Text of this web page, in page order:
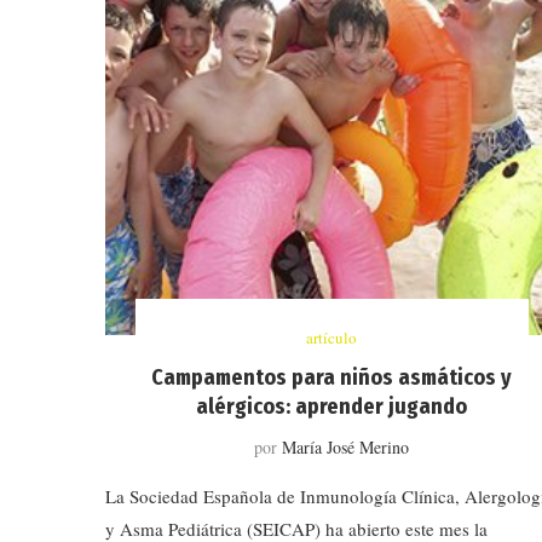
artículo
Campamentos para niños asmáticos y
alérgicos: aprender jugando
porMaría José Merino
La Sociedad Española de Inmunología Clínica,
y Asma Pediátrica (SEICAP) ha abierto este mes la